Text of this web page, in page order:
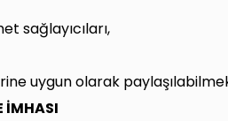
sağlayıcıları,
uygun olarak
İMHASI